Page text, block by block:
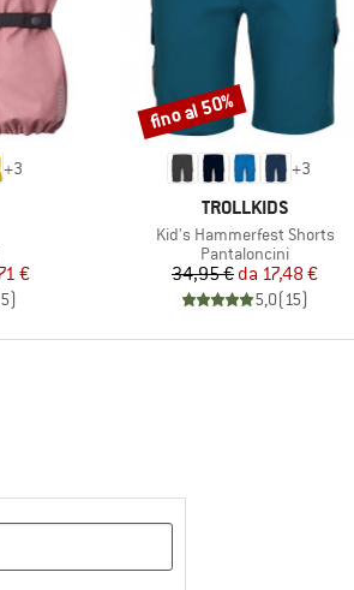
+3
ridotto
€
5)
+3
MARCHIO
TROLLKIDS
Articolo
Kid's Hammerfest Shorts
Gruppo di prodotti
Pantaloncini
Prezzo
34,95 € Prezzo ridotto
da 17,48 €
5,0(15)
Sconto
fino al 50%